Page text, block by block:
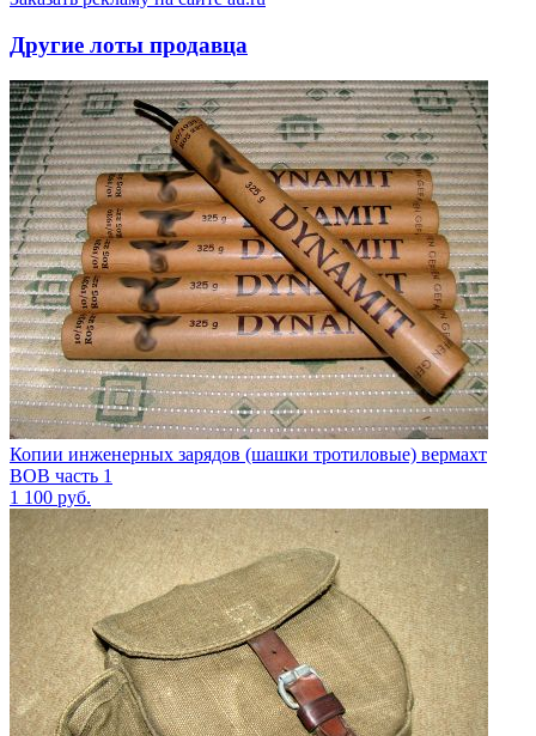
Другие лоты продавца
Копии инженерных зарядов (шашки тротиловые) вермахт
ВОВ часть 1
1 100 руб.